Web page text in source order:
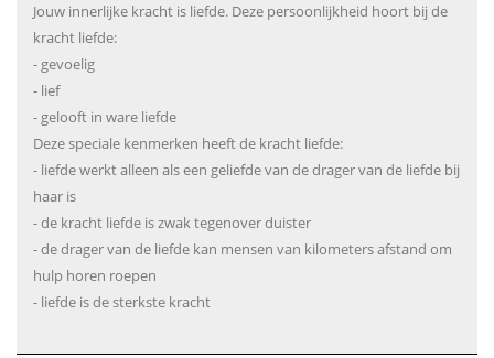
Jouw innerlijke kracht is liefde. Deze persoonlijkheid hoort bij de
kracht liefde:
- gevoelig
- lief
- gelooft in ware liefde
Deze speciale kenmerken heeft de kracht liefde:
- liefde werkt alleen als een geliefde van de drager van de liefde bij
haar is
- de kracht liefde is zwak tegenover duister
- de drager van de liefde kan mensen van kilometers afstand om
hulp horen roepen
- liefde is de sterkste kracht